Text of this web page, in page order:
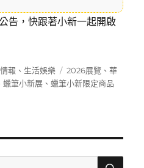
告，快跟著小新一起開啟
報 、 生活娛樂
標
籤
2026展覽 、華
蠟筆小新展 、 蠟筆小新限定商品
搜